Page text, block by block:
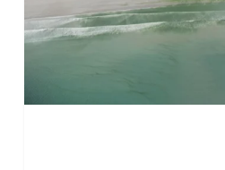
nouveaux